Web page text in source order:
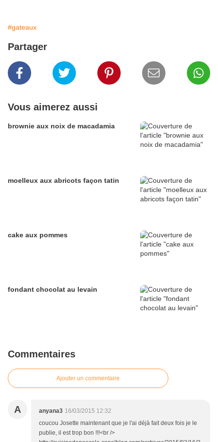
#gateaux
Partager
Vous aimerez aussi
brownie aux noix de macadamia
moelleux aux abricots façon tatin
cake aux pommes
fondant chocolat au levain
Commentaires
Ajouter un commentaire
A anyana3 16/03/2015 12:32
coucou Josette maintenant que je l'ai déjà fait deux fois je le
publie, il est trop bon !!!<br />